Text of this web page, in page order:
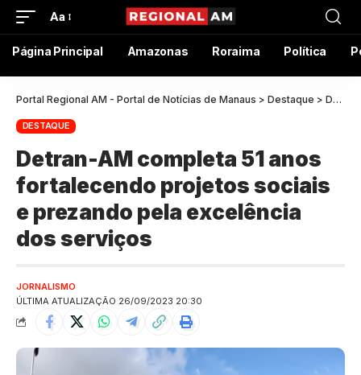
Aa
Página Principal Amazonas Roraima Política
Portal Regional AM - Portal de Notícias de Manaus > Destaque > Detran-AM completa 51 anos fortalecendo projetos sociais e prezando pela excelência dos serviços
DESTAQUE
Detran-AM completa 51 anos
fortalecendo projetos sociais
e prezando pela excelência
dos serviços
ÚLTIMA ATUALIZAÇÃO 26/09/2023 20:30
JORNALISMO